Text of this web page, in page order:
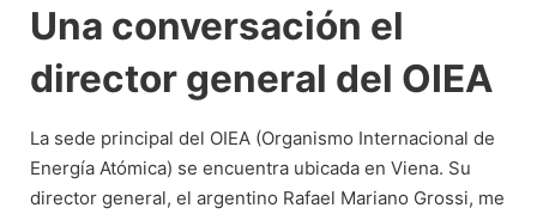
Una conversación el
director general del OIEA
La sede principal del OIEA (Organismo Internacional de
Energía Atómica) se encuentra ubicada en Viena. Su
director general, el argentino Rafael Mariano Grossi, me